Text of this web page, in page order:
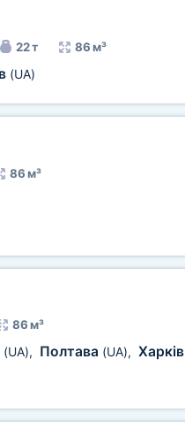
22 т 86 м³
(UA)
86 м³
86 м³
(UA), Полтава (UA), Харків